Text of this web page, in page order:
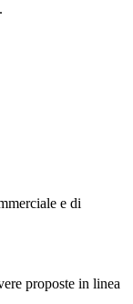
e di
proposte in linea